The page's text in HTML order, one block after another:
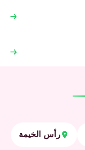
رأس الخيمة